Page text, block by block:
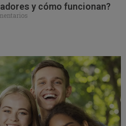
y cómo funcionan?